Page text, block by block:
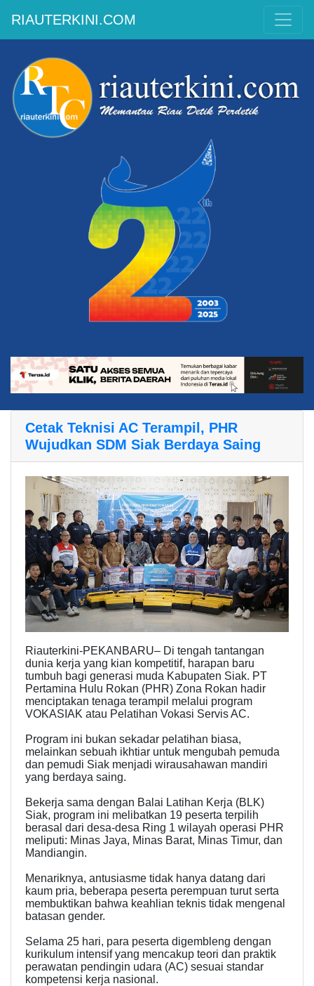
RIAUTERKINI.COM
Cetak Teknisi AC Terampil, PHR
Wujudkan SDM Siak Berdaya Saing
Riauterkini-PEKANBARU– Di tengah tantangan
dunia kerja yang kian kompetitif, harapan baru
tumbuh bagi generasi muda Kabupaten Siak. PT
Pertamina Hulu Rokan (PHR) Zona Rokan hadir
menciptakan tenaga terampil melalui program
VOKASIAK atau Pelatihan Vokasi Servis AC.
Program ini bukan sekadar pelatihan biasa,
melainkan sebuah ikhtiar untuk mengubah pemuda
dan pemudi Siak menjadi wirausahawan mandiri
yang berdaya saing.
Bekerja sama dengan Balai Latihan Kerja (BLK)
Siak, program ini melibatkan 19 peserta terpilih
berasal dari desa-desa Ring 1 wilayah operasi PHR
meliputi: Minas Jaya, Minas Barat, Minas Timur, dan
Mandiangin.
Menariknya, antusiasme tidak hanya datang dari
kaum pria, beberapa peserta perempuan turut serta
membuktikan bahwa keahlian teknis tidak mengenal
batasan gender.
Selama 25 hari, para peserta digembleng dengan
kurikulum intensif yang mencakup teori dan praktik
perawatan pendingin udara (AC) sesuai standar
kompetensi kerja nasional.